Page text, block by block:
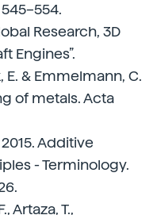
Research, 3D
Engines”.
E. & Emmelmann, C.
of metals. Acta
2015. Additive
- Terminology.
Artaza, T.,